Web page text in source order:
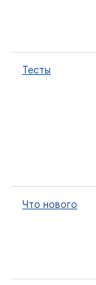
Тесты
Что нового